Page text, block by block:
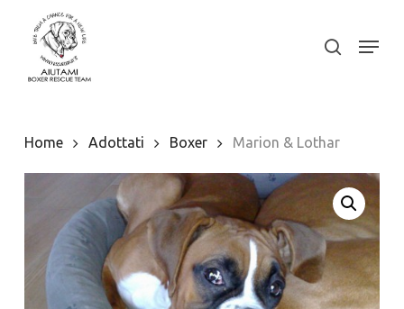
content
search
Menu
Home Adottati Boxer Marion & Lothar
Close